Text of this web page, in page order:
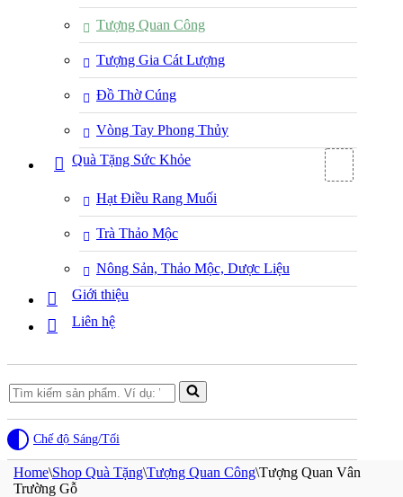
Tượng Quan Công
Tượng Gia Cát Lượng
Đồ Thờ Cúng
Vòng Tay Phong Thủy
Quà Tặng Sức Khỏe
Hạt Điều Rang Muối
Trà Thảo Mộc
Nông Sản, Thảo Mộc, Dược Liệu
Giới thiệu
Liên hệ
Search
for...
Chế độ Sáng/Tối
Home\Shop Quà Tặng\Tượng Quan Công\Tượng Quan Vân
Trường Gỗ